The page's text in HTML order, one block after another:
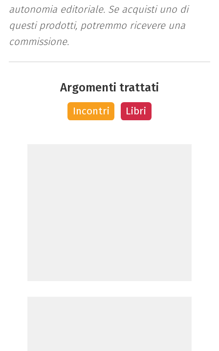
autonomia editoriale. Se acquisti uno di
questi prodotti, potremmo ricevere una
commissione.
Argomenti trattati
Incontri Libri